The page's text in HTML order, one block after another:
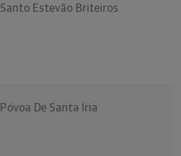
Santo Estevão Briteiros
Póvoa De Santa Iria